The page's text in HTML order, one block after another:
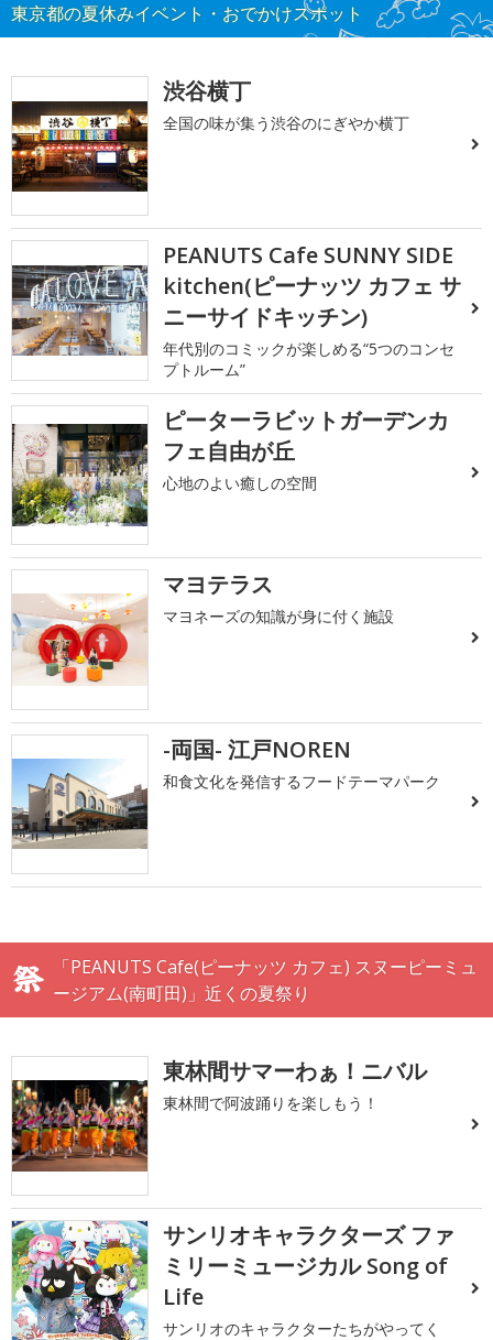
東京都の夏休みイベント・おでかけスポット
渋谷横丁
全国の味が集う渋谷のにぎやか横丁
PEANUTS Cafe SUNNY SIDE
kitchen(ピーナッツ カフェ サ
ニーサイドキッチン)
年代別のコミックが楽しめる“5つのコンセ
プトルーム”
ピーターラビットガーデンカ
フェ自由が丘
心地のよい癒しの空間
マヨテラス
マヨネーズの知識が身に付く施設
-両国- 江戸NOREN
和食文化を発信するフードテーマパーク
「PEANUTS Cafe(ピーナッツ カフェ) スヌーピーミュ
ージアム(南町田)」近くの夏祭り
東林間サマーわぁ！ニバル
東林間で阿波踊りを楽しもう！
サンリオキャラクターズ ファ
ミリーミュージカル Song of
Life
サンリオのキャラクターたちがやってく